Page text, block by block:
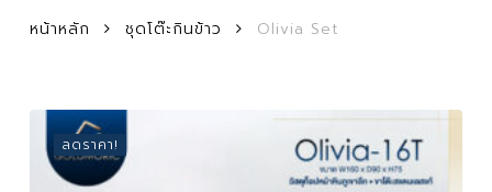
หน้าหลัก ชุดโต๊ะกินข้าว Olivia Set
ลดราคา!